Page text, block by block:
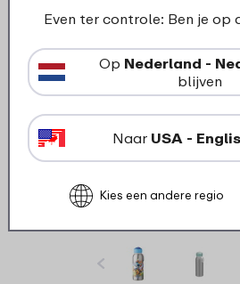
Campus isoleerfles flip-
pink
Even ter controle: Ben je op
Op Nederland -
blijven
Naar USA -